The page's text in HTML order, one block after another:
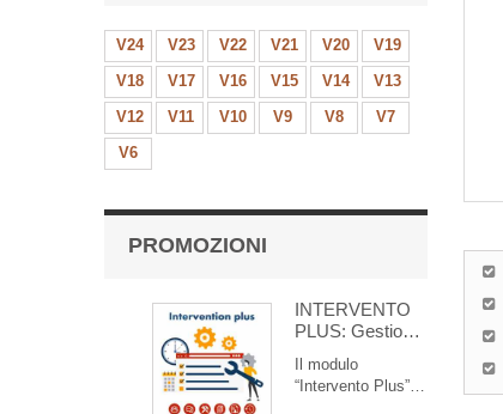
V24 V23 V22 V21 V20
V19
V18
V17 V16 V15 V14
V13
V12
V11 V10 V9 V8
V7
V6
PROMOZIONI
INTERVENTO
PLUS: Gestione
Interventi
Il modulo
“Intervento Plus” è